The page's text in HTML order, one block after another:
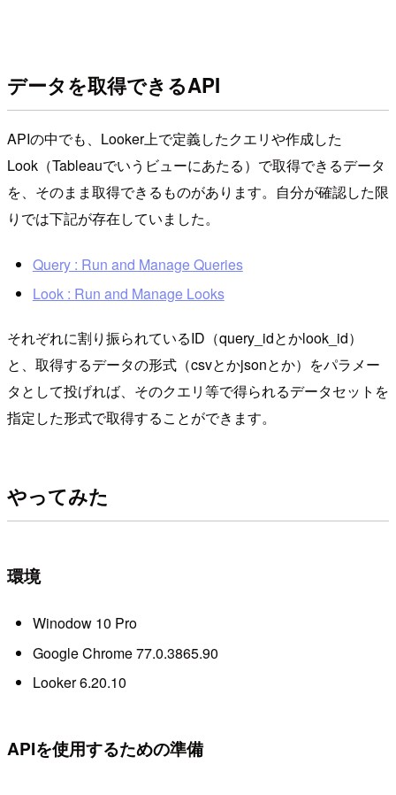
データを取得できるAPI
APIの中でも、Looker上で定義したクエリや作成した
Look（Tableauでいうビューにあたる）で取得できるデータ
を、そのまま取得できるものがあります。自分が確認した限
りでは下記が存在していました。
Query : Run and Manage Queries
Look : Run and Manage Looks
それぞれに割り振られているID（query_idとかlook_id）
と、取得するデータの形式（csvとかjsonとか）をパラメー
タとして投げれば、そのクエリ等で得られるデータセットを
指定した形式で取得することができます。
やってみた
環境
Winodow 10 Pro
Google Chrome 77.0.3865.90
Looker 6.20.10
APIを使用するための準備